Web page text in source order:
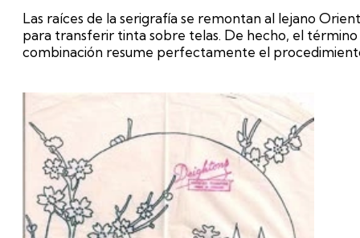
Las raíces de la serigrafía se remontan al lejano
para transferir tinta sobre telas. De hecho, el
combinación resume perfectamente el